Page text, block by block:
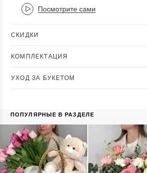
Посмотрите сами
СКИДКИ
КОМПЛЕКТАЦИЯ
УХОД ЗА БУКЕТОМ
ПОПУЛЯРНЫЕ В РАЗДЕЛЕ